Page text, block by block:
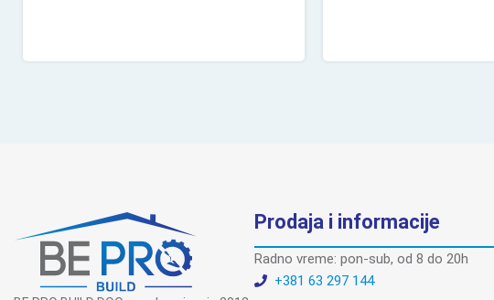
Prodaja i informacije
Radno vreme: pon-sub, od 8 do 20h
+381 63 297 144